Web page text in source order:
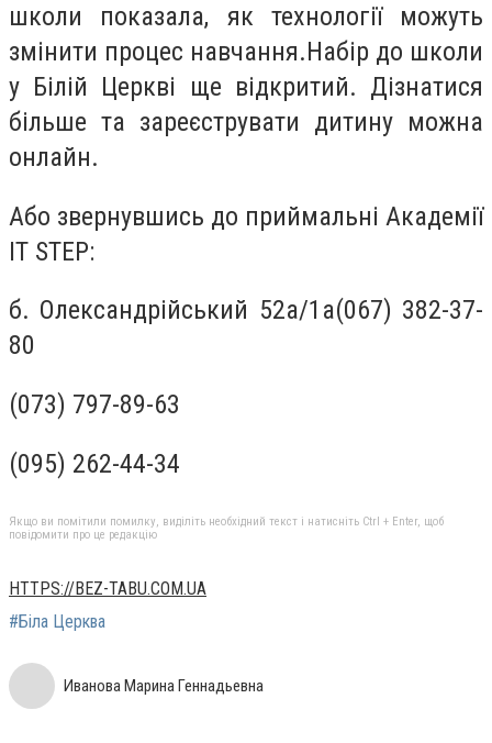
школи показала, як технології можуть
змінити процес навчання.Набір до школи
у Білій Церкві ще відкритий. Дізнатися
більше та зареєструвати дитину можна
онлайн.
Або звернувшись до приймальні Академії
IT STEP:
б. Олександрійський 52а/1а(067) 382-37-
80
(073) 797-89-63
(095) 262-44-34
Якщо ви помітили помилку, виділіть необхідний текст і натисніть Ctrl + Enter, щоб
повідомити про це редакцію
HTTPS://BEZ-TABU.COM.UA
#Біла Церква
Иванова Марина Геннадьевна